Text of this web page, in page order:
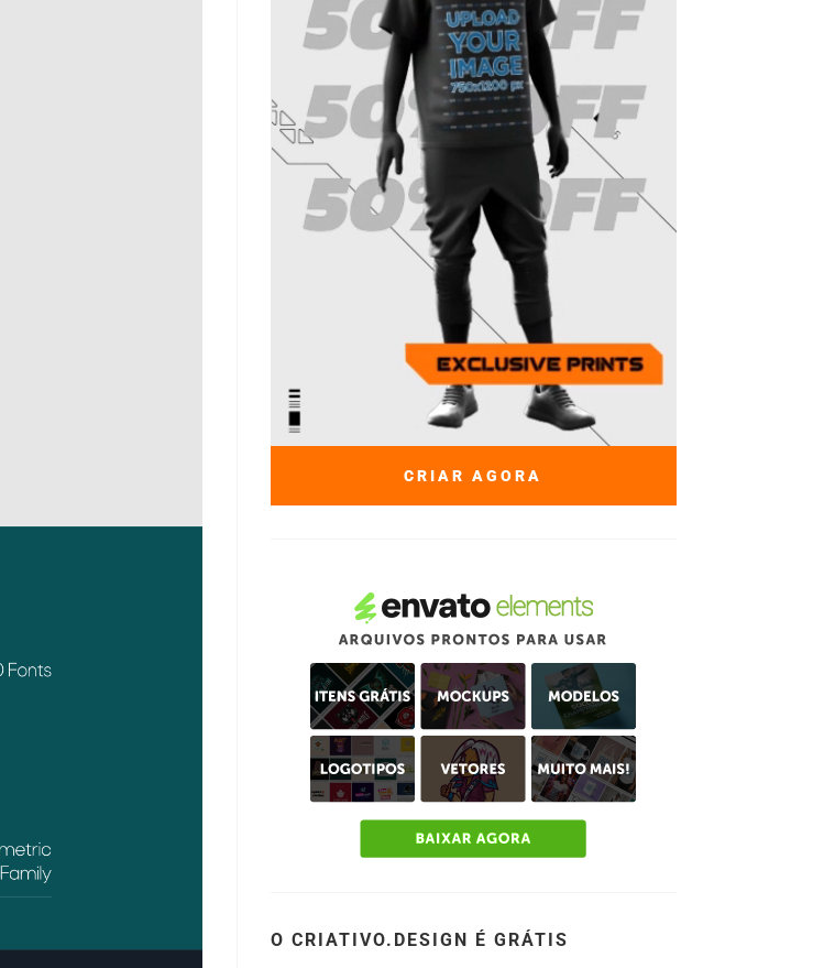
CRIAR AGORA
O CRIATIVO.DESIGN É GRÁTIS